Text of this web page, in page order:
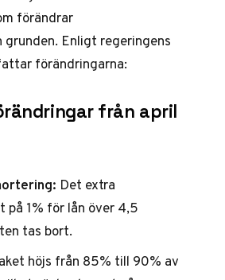
förändrar
grunden. Enligt regeringens
förändringarna:
från april
Det extra
på 1% för lån över 4,5
tas bort.
höjs från 85% till 90% av